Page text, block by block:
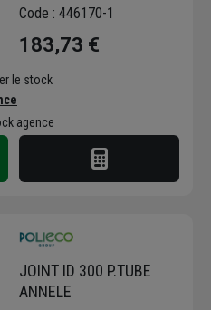
Polieco
avec
sécurité et la
Code : 446170-1
183,73 €
le stock
agence
JOINT ID 300 P.TUBE
ANNELE